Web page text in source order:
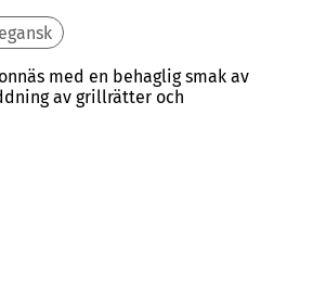
med en behaglig smak av
av grillrätter och